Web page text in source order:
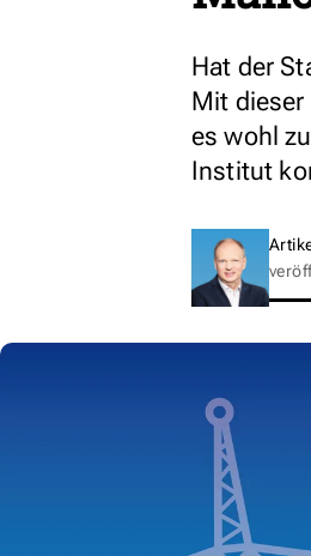
Hat der
Mit dieser
es wohl
Institut